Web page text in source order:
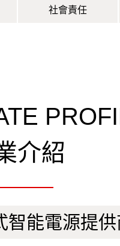
社會責任
介紹
智能電源提供